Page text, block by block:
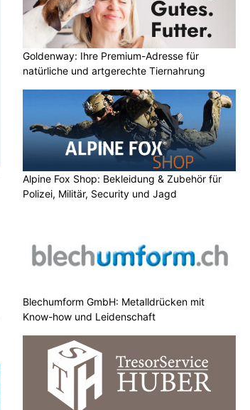
Goldenway: Ihre Premium-Adresse für
natürliche und artgerechte Tiernahrung
Alpine Fox Shop: Bekleidung & Zubehör für
Polizei, Militär, Security und Jagd
Blechumform GmbH: Metalldrücken mit
Know-how und Leidenschaft